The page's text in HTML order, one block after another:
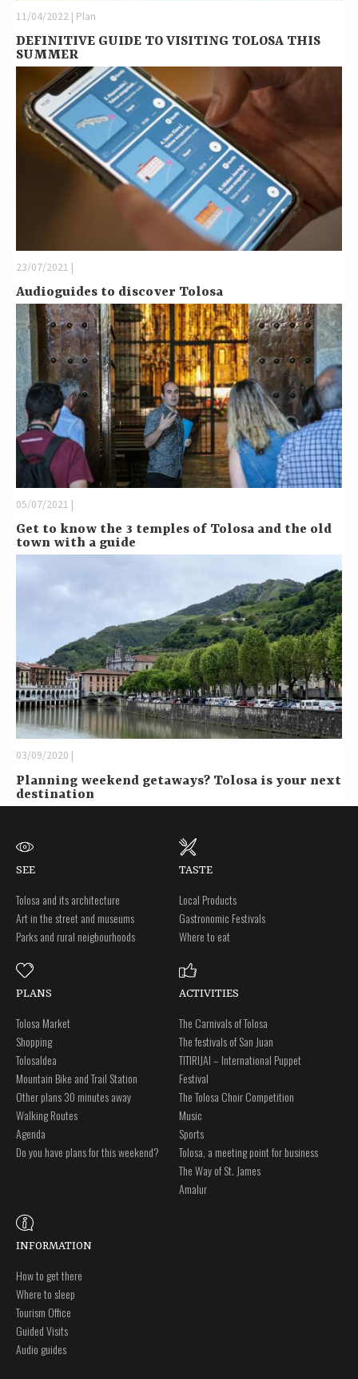
11/04/2022 | Plan
DEFINITIVE GUIDE TO VISITING TOLOSA THIS
SUMMER
23/07/2021 |
Audioguides to discover Tolosa
05/07/2021 |
Get to know the 3 temples of Tolosa and the old
town with a guide
03/09/2020 |
Planning weekend getaways? Tolosa is your next
destination
SEE
Tolosa and its architecture
Art in the street and museums
Parks and rural neigbourhoods
TASTE
Local Products
Gastronomic Festivals
Where to eat
PLANS
Tolosa Market
Shopping
Tolosaldea
Mountain Bike and Trail Station
Other plans 30 minutes away
Walking Routes
Agenda
Do you have plans for this weekend?
ACTIVITIES
The Carnivals of Tolosa
The festivals of San Juan
TITIRIJAI – International Puppet
Festival
The Tolosa Choir Competition
Music
Sports
Tolosa, a meeting point for business
The Way of St. James
Amalur
INFORMATION
How to get there
Where to sleep
Tourism Office
Guided Visits
Audio guides